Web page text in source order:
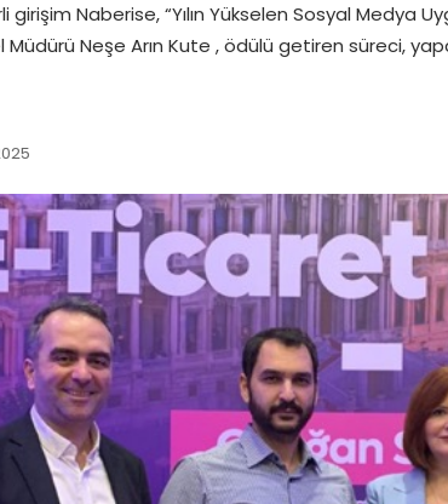
girişim Naberise, “Yılın Yükselen Sosyal Medya
Müdürü Neşe Arın Kute , ödülü getiren süreci,